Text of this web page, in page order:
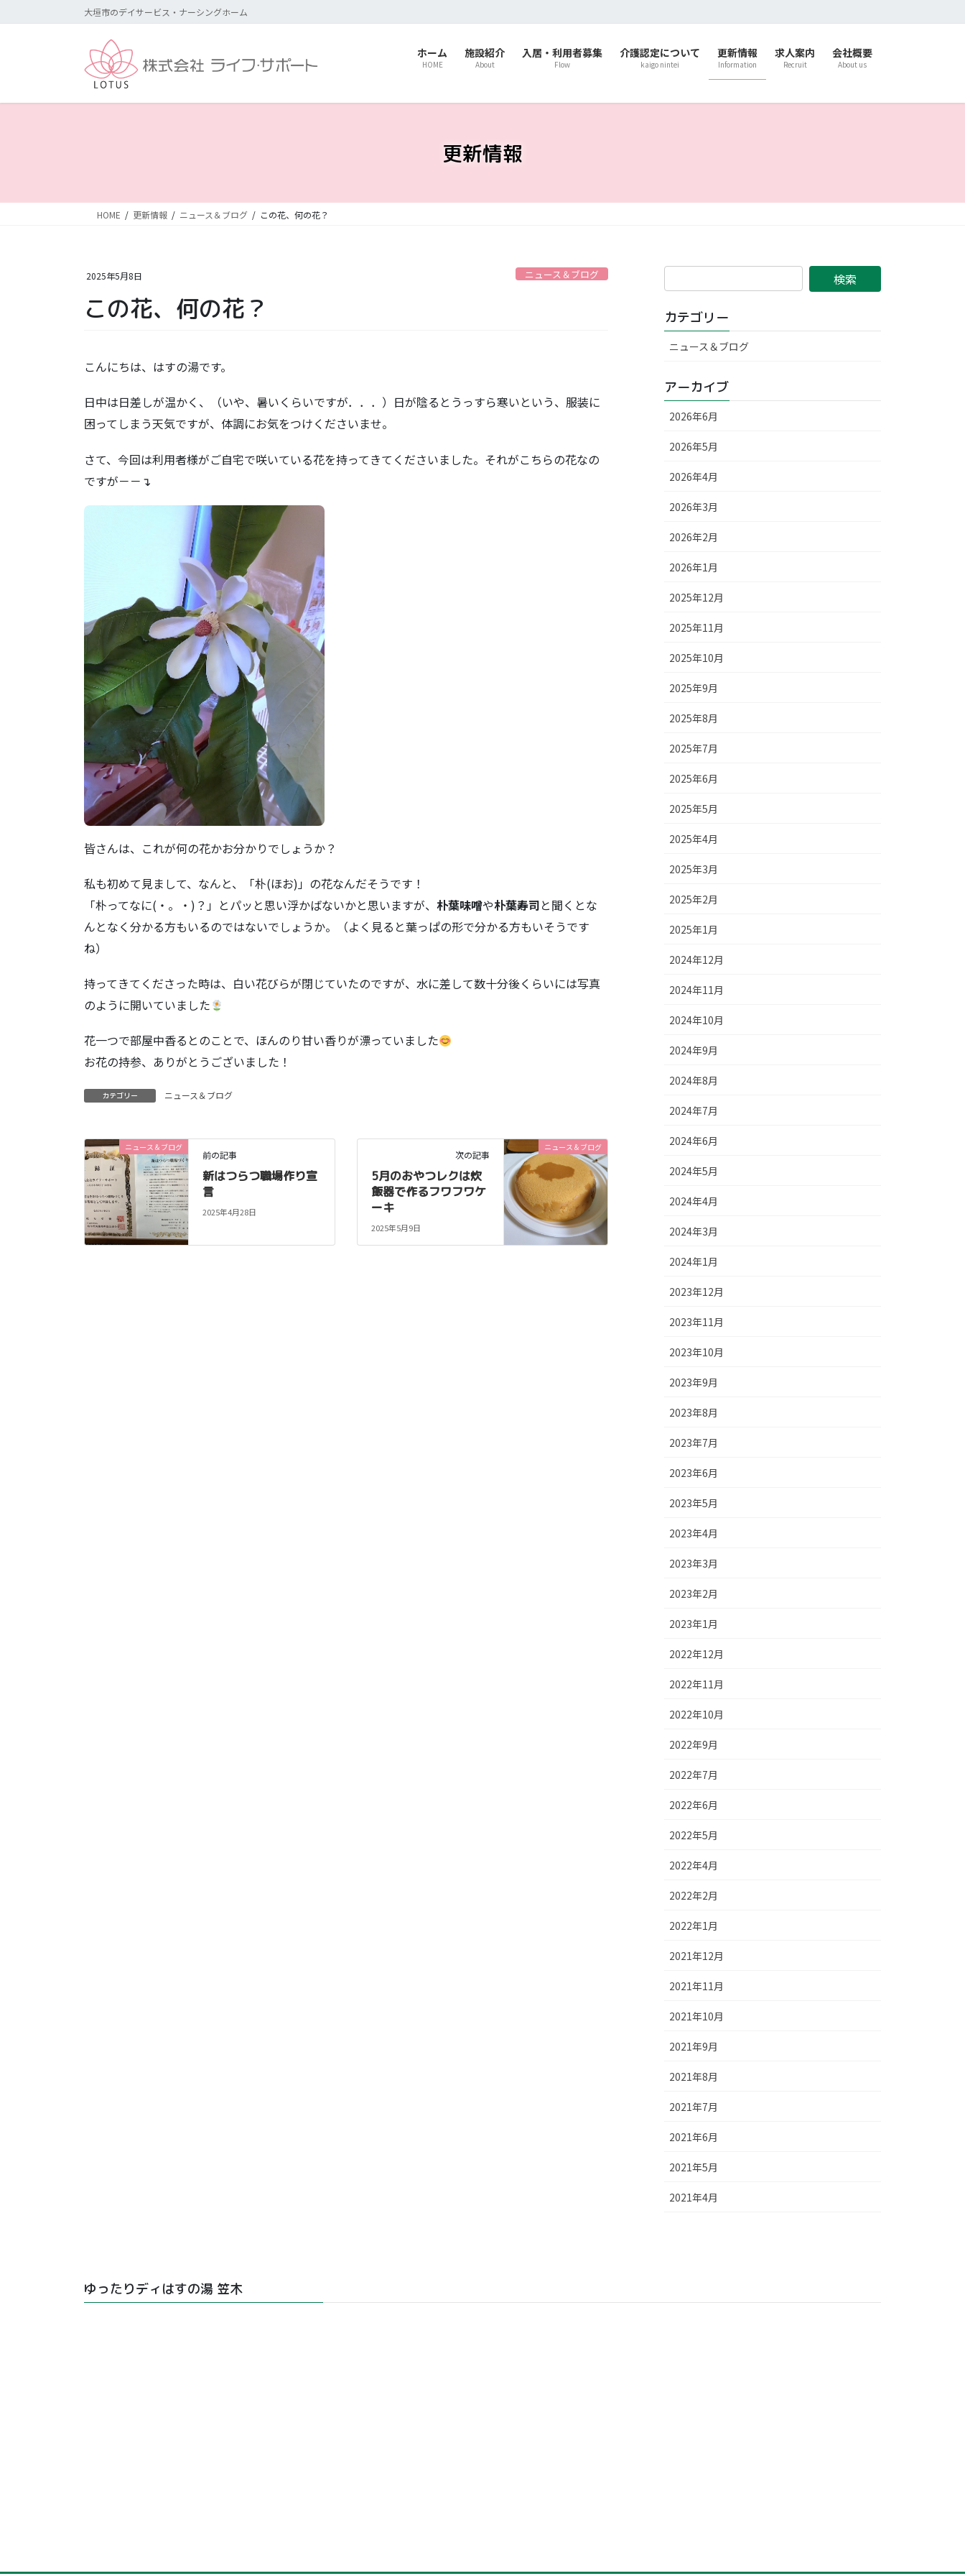
ン
ビ
大垣市のデイサービス・ナーシングホーム
ホーム
HOME
施設紹介
About
入居・利用者募集
Flow
介護認定について
kaigo nintei
更新情報
Information
求人案内
Recruit
会社概要
About us
更新情報
HOME 更新情報 ニュース＆ブログ この花、何の花？
2025年5月8日 ニュース＆ブログ
この花、何の花？
こんにちは、はすの湯です。
日中は日差しが温かく、（いや、暑いくらいですが．．．）日が陰るとうっすら寒いという、服装に
困ってしまう天気ですが、体調にお気をつけくださいませ。
さて、今回は利用者様がご自宅で咲いている花を持ってきてくださいました。それがこちらの花なの
ですが－－↴
皆さんは、これが何の花かお分かりでしょうか？
私も初めて見まして、なんと、「朴(ほお)」の花なんだそうです！
「朴ってなに(・。・)？」とパッと思い浮かばないかと思いますが、 朴葉味噌や朴葉寿司と聞くとな
んとなく分かる方もいるのではないでしょうか。（よく見ると葉っぱの形で分かる方もいそうです
ね）
持ってきてくださった時は、白い花びらが閉じていたのですが、水に差して数十分後くらいには写真
のように開いていました
花一つで部屋中香るとのことで、ほんのり甘い香りが漂っていました
お花の持参、ありがとうございました！
カテゴリー ニュース＆ブログ
ニュース＆ブログ
前の記事
新はつらつ職場作り宣
言
2025年4月28日
ニュース＆ブログ
次の記事
5月のおやつレクは炊
飯器で作るフワフワケ
ーキ
2025年5月9日
カテゴリー
ニュース＆ブログ
アーカイブ
2026年6月
2026年5月
2026年4月
2026年3月
2026年2月
2026年1月
2025年12月
2025年11月
2025年10月
2025年9月
2025年8月
2025年7月
2025年6月
2025年5月
2025年4月
2025年3月
2025年2月
2025年1月
2024年12月
2024年11月
2024年10月
2024年9月
2024年8月
2024年7月
2024年6月
2024年5月
2024年4月
2024年3月
2024年1月
2023年12月
2023年11月
2023年10月
2023年9月
2023年8月
2023年7月
2023年6月
2023年5月
2023年4月
2023年3月
2023年2月
2023年1月
2022年12月
2022年11月
2022年10月
2022年9月
2022年7月
2022年6月
2022年5月
2022年4月
2022年2月
2022年1月
2021年12月
2021年11月
2021年10月
2021年9月
2021年8月
2021年7月
2021年6月
2021年5月
2021年4月
ゆったりディはすの湯 笠木